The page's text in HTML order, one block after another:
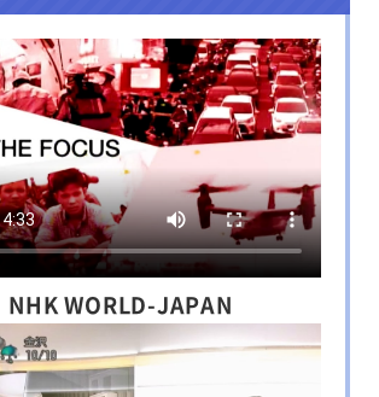
NHK WORLD-JAPAN